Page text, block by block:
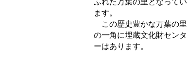
ふれた万葉の里となってい
ます。
この歴史豊かな万葉の里
の一角に埋蔵文化財センタ
ーはあります。